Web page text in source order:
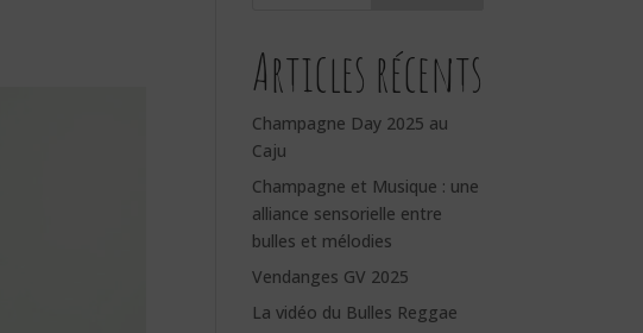
Articles récents
Champagne Day 2025 au
Caju
Champagne et Musique : une
alliance sensorielle entre
bulles et mélodies
Vendanges GV 2025
La vidéo du Bulles Reggae